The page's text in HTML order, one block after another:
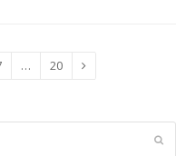
… Page
20 Siguiente
Enviar